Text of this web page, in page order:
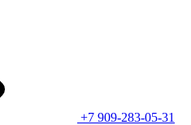
+7 909-283-05-31